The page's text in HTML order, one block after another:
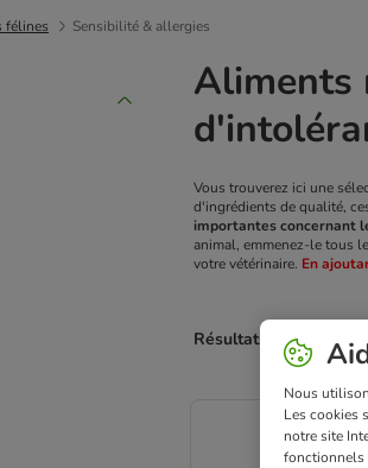
félines Sensibilité & allergies
Aliments
Vous trouverez ici une
d'ingrédients de qualité,
importantes concernant
animal, emmenez-le tous
votre vétérinaire. En
Résultats 1 à 48 sur
Nous
Les cookies
notre site
fonctionnels